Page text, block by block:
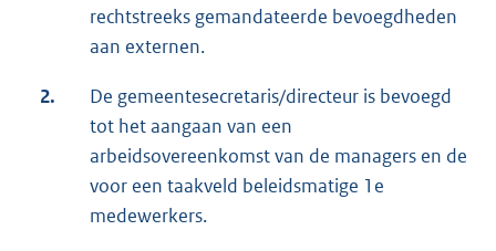
rechtstreeks gemandateerde bevoegdheden
aan externen.
2.
De gemeentesecretaris/directeur is bevoegd
tot het aangaan van een
arbeidsovereenkomst van de managers en de
voor een taakveld beleidsmatige 1e
medewerkers.